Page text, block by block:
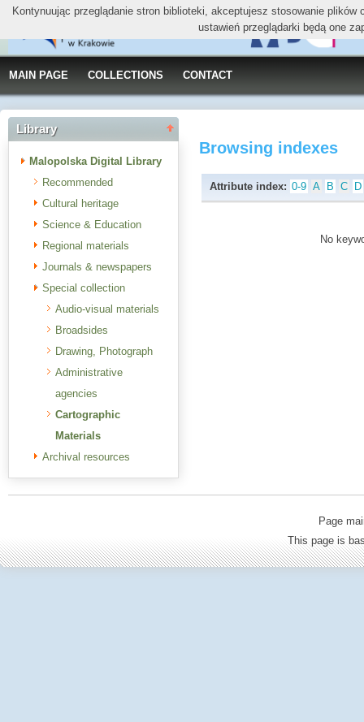
MAIN PAGE COLLECTIONS CONTACT
Library
Malopolska Digital Library
Recommended
Cultural heritage
Science & Education
Regional materials
Journals & newspapers
Special collection
Audio-visual materials
Broadsides
Drawing, Photograph
Administrative
agencies
Cartographic
Materials
Archival resources
Browsing indexes
Attribute index: 0-9 A B C D
No
Page
This page is
Kontynuując przeglądanie stron biblioteki, akceptujesz stosowanie
ustawień przeglądarki będą one